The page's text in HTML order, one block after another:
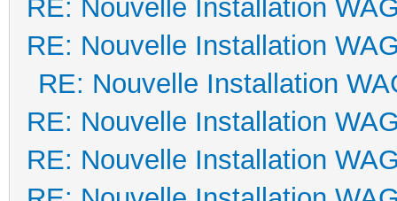
RE: Nouvelle Installation
RE: Nouvelle Installation
RE: Nouvelle Installation
RE: Nouvelle Installation
RE: Nouvelle Installation